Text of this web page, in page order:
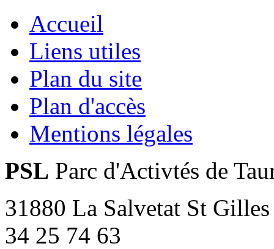
Accueil
Liens utiles
Plan du site
Plan d'accès
Mentions légales
PSL Parc d'Activtés de
31880 La Salvetat St
34 25 74 63